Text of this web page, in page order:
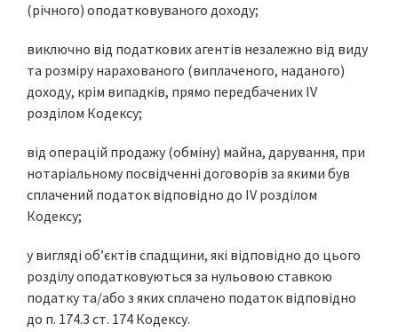
(річного) оподатковуваного доходу;
виключно від податкових агентів незалежно від виду
та розміру нарахованого (виплаченого, наданого)
доходу, крім випадків, прямо передбачених IV
розділом Кодексу;
від операцій продажу (обміну) майна, дарування, при
нотаріальному посвідченні договорів за якими був
сплачений податок відповідно до IV розділом
Кодексу;
у вигляді об’єктів спадщини, які відповідно до цього
розділу оподатковуються за нульовою ставкою
податку та/або з яких сплачено податок відповідно
до п. 174.3 ст. 174 Кодексу.